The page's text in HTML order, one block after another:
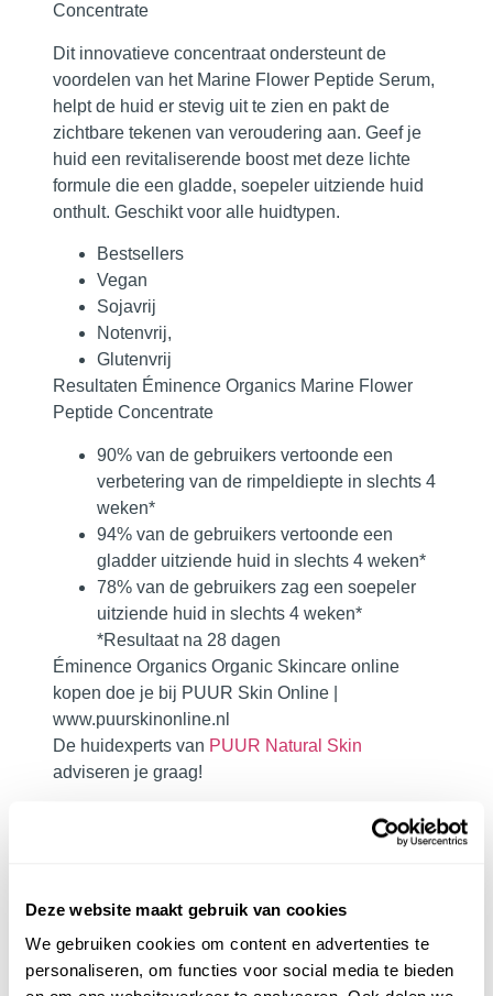
Deze website maakt gebruik van cookies
We gebruiken cookies om content en advertenties te
personaliseren, om functies voor social media te bieden
Concentrate
Dit innovatieve concentraat ondersteunt de
voordelen van het Marine Flower Peptide Serum,
helpt de huid er stevig uit te zien en pakt de
zichtbare tekenen van veroudering aan. Geef je
huid een revitaliserende boost met deze lichte
formule die een gladde, soepeler uitziende huid
onthult. Geschikt voor alle huidtypen.
Bestsellers
Vegan
Sojavrij
Notenvrij,
Glutenvrij
Resultaten Éminence Organics Marine Flower
Peptide Concentrate
90% van de gebruikers vertoonde een
verbetering van de rimpeldiepte in slechts 4
weken*
94% van de gebruikers vertoonde een
gladder uitziende huid in slechts 4 weken*
78% van de gebruikers zag een soepeler
uitziende huid in slechts 4 weken*
*Resultaat na 28 dagen
Éminence Organics Organic Skincare online
kopen doe je bij PUUR Skin Online |
www.puurskinonline.nl
De huidexperts van PUUR Natural Skin
adviseren je graag!
PRODUCTGEBRUIK
Éminence Organics Marine Flower Peptide
Concentrate